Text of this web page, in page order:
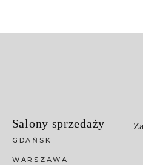
Salony sprzedaży
GDAŃSK
WARSZAWA